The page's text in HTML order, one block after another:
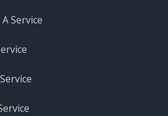
Service